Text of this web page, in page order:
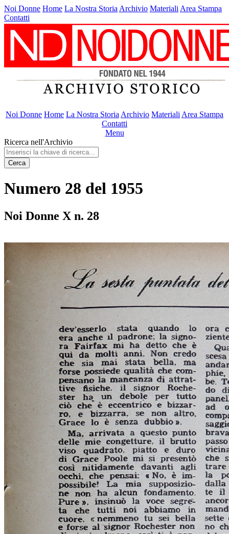
Noi Donne Home La Nostra Storia Archivio Materiali Area Stampa
Contatti
Noi Donne Home La Nostra Storia Archivio Materiali Area Stampa
Contatti
Menu
Ricerca nell'Archivio
Cerca
Numero 28 del 1955
Noi Donne X n. 28